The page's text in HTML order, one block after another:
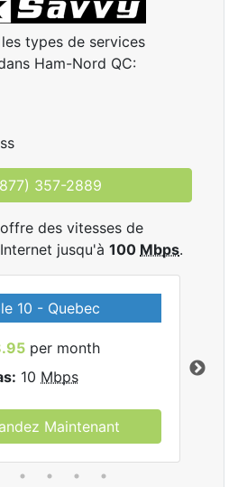
types de services
Ham-Nord QC:
357-2889
des vitesses de
jusqu'à 100 Mbps.
10 - Quebec
per month
10 Mbps
Maintenant